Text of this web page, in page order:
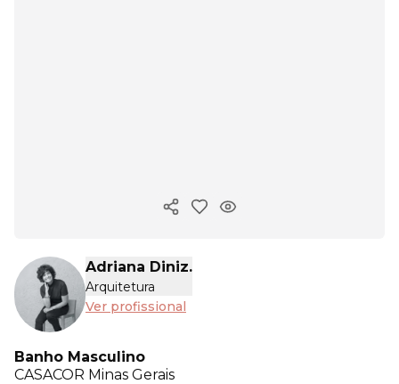
Copiar link
Adriana Diniz.
Arquitetura
Ver profissional
Banho Masculino
CASACOR Minas Gerais